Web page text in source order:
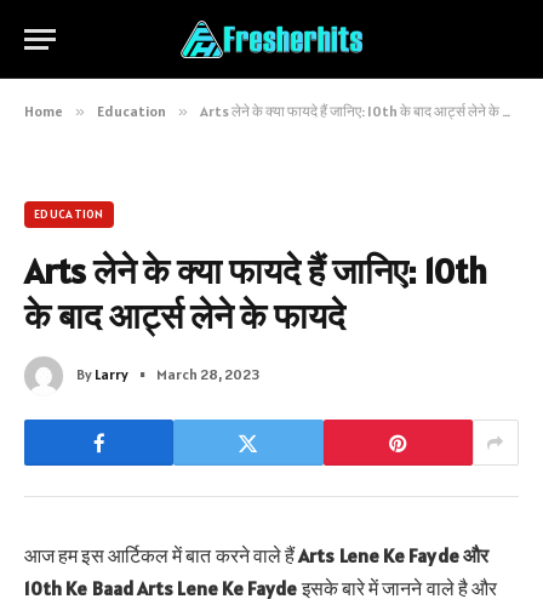
Home » Education » Arts लेने के क्या फायदे हैं जानिए: 10th के बाद आर्ट्स लेने के फायदे
EDUCATION
Arts लेने के क्या फायदे हैं जानिए: 10th
के बाद आर्ट्स लेने के फायदे
By Larry March 28, 2023
आज हम इस आर्टिकल में बात करने वाले हैंArts Lene Ke Fayde और
10th Ke Baad Arts Lene Ke Faydeइसके बारे में जानने वाले है और